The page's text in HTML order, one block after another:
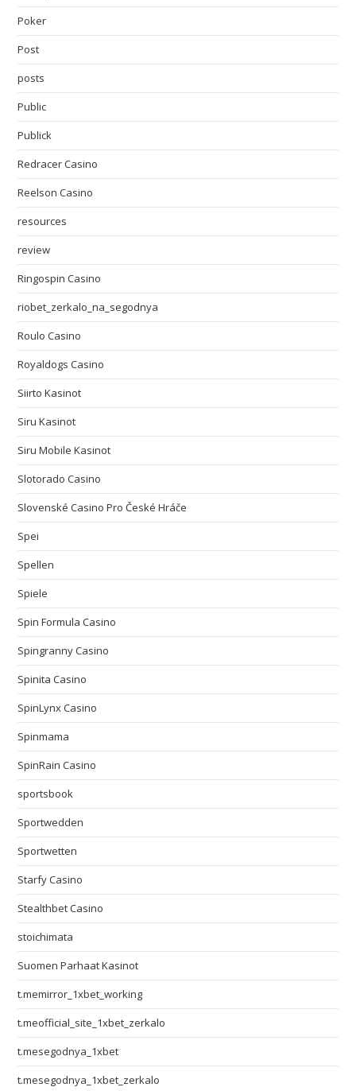
Poker
Post
posts
Public
Publick
Redracer Casino
Reelson Casino
resources
review
Ringospin Casino
riobet_zerkalo_na_segodnya
Roulo Casino
Royaldogs Casino
Siirto Kasinot
Siru Kasinot
Siru Mobile Kasinot
Slotorado Casino
Slovenské Casino Pro České Hráče
Spei
Spellen
Spiele
Spin Formula Casino
Spingranny Casino
Spinita Casino
SpinLynx Casino
Spinmama
SpinRain Casino
sportsbook
Sportwedden
Sportwetten
Starfy Casino
Stealthbet Casino
stoichimata
Suomen Parhaat Kasinot
t.memirror_1xbet_working
t.meofficial_site_1xbet_zerkalo
t.mesegodnya_1xbet
t.mesegodnya_1xbet_zerkalo